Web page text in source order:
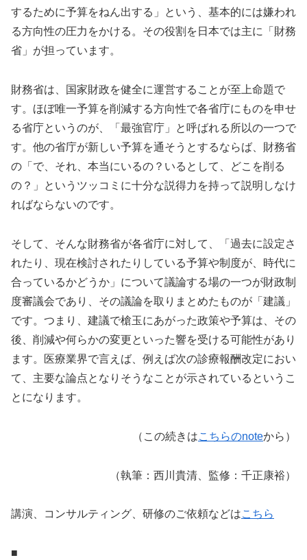
するために予算をねん出する」という、基本的には嫌われ
る方向性の圧力をかける。その役割を日本では主に「財務
省」が担っています。
財務省は、国家財政を健全に運営することが至上命題で
す。ほぼ唯一予算を削減する方向性で各省庁にものを申せ
る省庁というのが、「最強官庁」と呼ばれる所以の一つで
す。他の省庁が新しい予算を通そうとするならば、財務省
の「で、それ、本当にいるの？いるとして、どこを削る
の？」というツッコミに十分な説得力を持って説明しなけ
ればならないのです。
そして、そんな財務省が各省庁に対して、「過去に設定さ
れたり、現在検討されたりしている予算や制度が、時代に
合っているかどうか」について議論する場の一つが財政制
度審議会であり、その議論を取りまとめたものが「建議」
です。つまり、建議で槍玉にあがった政策や予算は、その
後、削減や何らかの変更といった響を受ける可能性があり
ます。医療業界で言えば、例えば次の診療報酬改定におい
て、主要な論点となりそうなことが示されているというこ
とになります。
（この続きはこちらのnoteから）
（執筆：西川貴清、監修：千正康裕）
講演、コンサルティング、研修のご依頼などはこちら
■